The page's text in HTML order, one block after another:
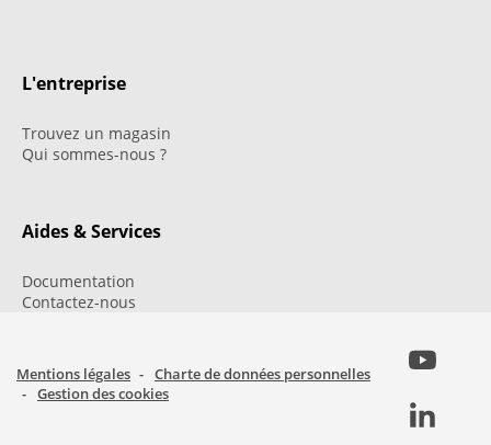
L'entreprise
Trouvez un magasin
Qui sommes-nous ?
Aides & Services
Documentation
Contactez-nous
Mentions légales
Charte de données personnelles
Gestion des cookies